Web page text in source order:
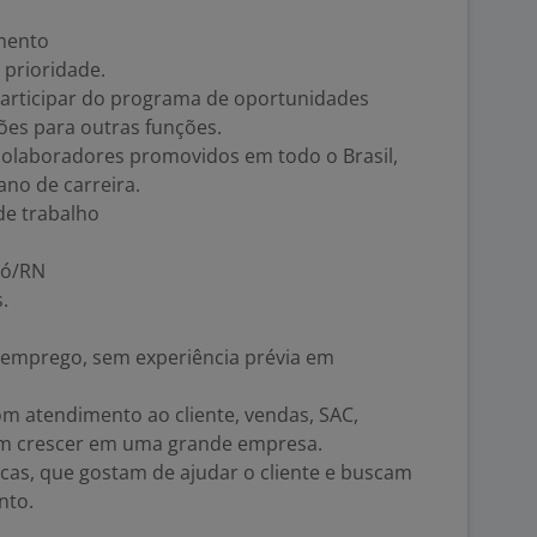
prioridade.
do programa de oportunidades
para outras funções.
promovidos em todo o Brasil,
de carreira.
trabalho
RN
sem experiência prévia em
atendimento ao cliente, vendas, SAC,
crescer em uma grande empresa.
que gostam de ajudar o cliente e buscam